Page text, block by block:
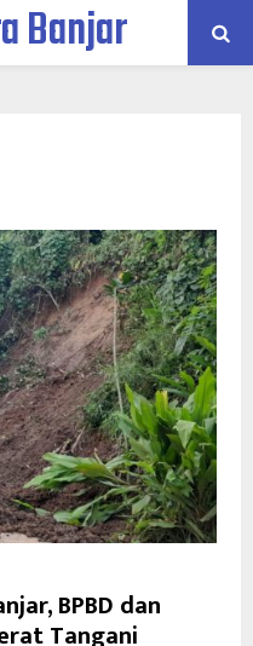
Banjar
BPBD dan
Tangani